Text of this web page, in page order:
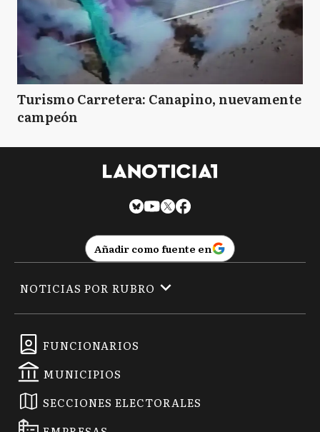
Turismo Carretera: Canapino, nuevamente
campeón
Añadir como fuente en
FUNCIONARIOS
MUNICIPIOS
SECCIONES ELECTORALES
NOTICIAS POR RUBRO